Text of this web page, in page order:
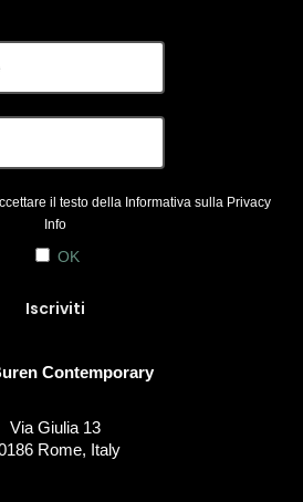
il testo della Informativa sulla Privacy
Info
OK
Contemporary
Via Giulia 13
Rome, Italy